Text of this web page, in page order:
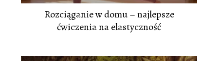
Rozciąganie w domu – najlepsze
ćwiczenia na elastyczność